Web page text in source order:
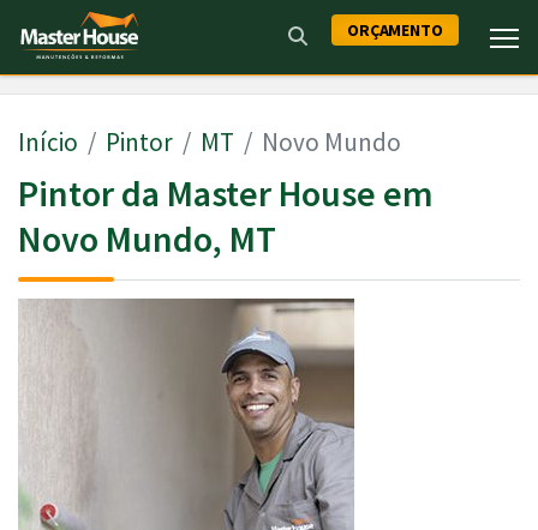
ORÇAMENTO
Início Pintor MT Novo Mundo
Pintor da Master House em
Novo Mundo, MT